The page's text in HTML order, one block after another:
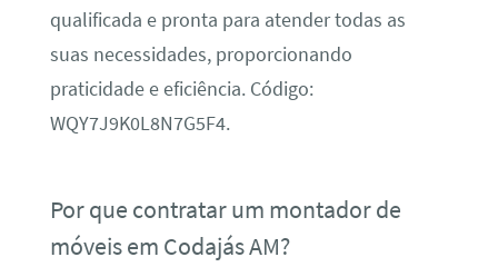
qualificada e pronta para atender todas as
suas necessidades, proporcionando
praticidade e eficiência. Código:
WQY7J9K0L8N7G5F4.
Por que contratar um montador de
móveis em Codajás AM?